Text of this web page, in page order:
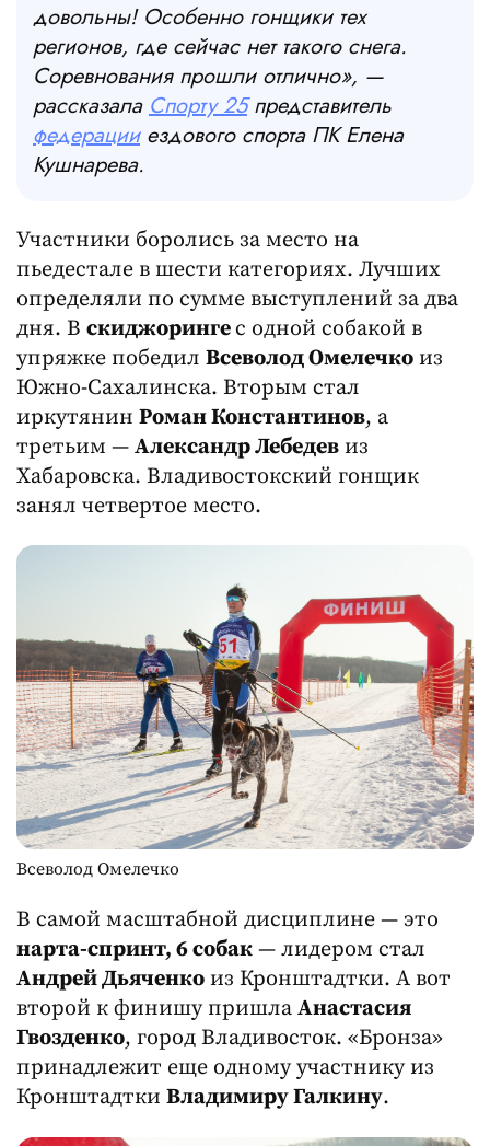
довольны! Особенно гонщики тех
регионов, где сейчас нет такого снега.
Соревнования прошли отлично», —
рассказала Спорту 25представитель
федерацииездового спорта ПК Елена
Кушнарева.
Участники боролись за место на
пьедестале в шести категориях. Лучших
определяли по сумме выступлений за два
дня. В скиджорингес одной собакой в
упряжке победил Всеволод Омелечко из
Южно-Сахалинска. Вторым стал
иркутянин Роман Константинов, а
третьим — Александр Лебедев из
Хабаровска. Владивостокский гонщик
занял четвертое место.
Всеволод Омелечко
В самой масштабной дисциплине — это
нарта-спринт, 6 собак — лидером стал
Андрей Дьяченко из Кронштадтки. А вот
второй к финишу пришла Анастасия
Гвозденко, город Владивосток. «Бронза»
принадлежит еще одному участнику из
Кронштадтки Владимиру Галкину.